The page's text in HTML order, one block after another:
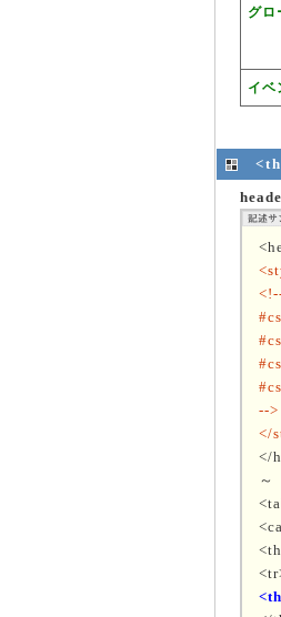
グロ
イベ
-->
</
</
～